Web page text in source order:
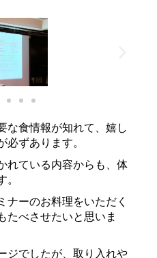
な食情報が知れて、嬉し
必ずあります。
れている内容からも、体
。
ナーのお料理をいただく
たべさせたいと思いま
ジでしたが、取り入れや